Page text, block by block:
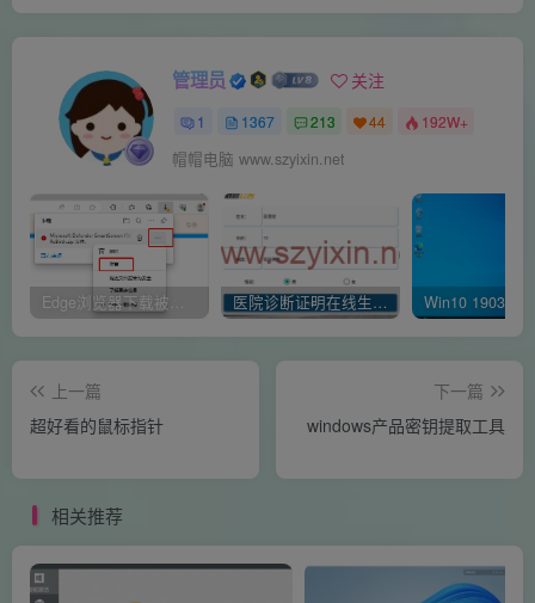
管理员 关注
1 1367 213 44 192W+
帽帽电脑 www.szyixin.net
Edge浏览器下载被阻止 已阻止此不安全的文件是什么原因呢 医院诊断证明在线生成器-安卓APP
上一篇
超好看的鼠标指针
下一篇
windows产品密钥提取工具
相关推荐